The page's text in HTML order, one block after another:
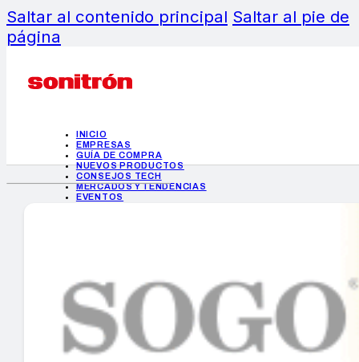
Saltar al contenido principal Saltar al pie de
página
INICIO
EMPRESAS
GUÍA DE COMPRA
NUEVOS PRODUCTOS
CONSEJOS TECH
MERCADOS Y TENDENCIAS
EVENTOS
INICIO
EMPRESAS